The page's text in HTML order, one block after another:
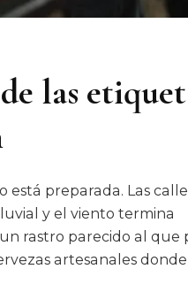
las
preparada. Las
y el viento termina
rastro parecido al que
artesanales donde